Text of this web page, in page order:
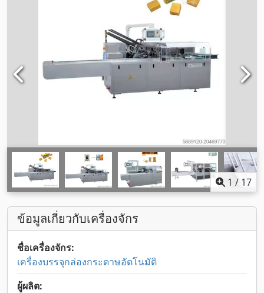
1 / 17
ข้อมูลเกี่ยวกับเครื่องจักร
ชื่อเครื่องจักร:
เครื่องบรรจุกล่องกระดาษอัตโนมัติ
ผู้ผลิต: